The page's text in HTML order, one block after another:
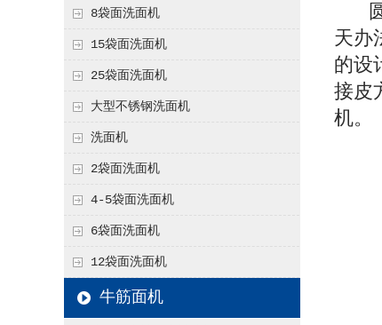
8袋面洗面机
15袋面洗面机
25袋面洗面机
大型不锈钢洗面机
洗面机
2袋面洗面机
4-5袋面洗面机
6袋面洗面机
12袋面洗面机
牛筋面机
圆
天办
的设
接皮
机。